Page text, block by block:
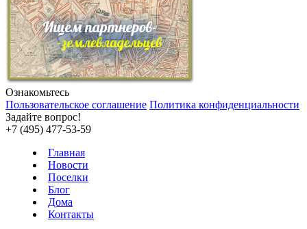
Ознакомьтесь
Пользовательское соглашение Политика конфиденциальности
Задайте вопрос!
+7 (495) 477-53-59
Главная
Новости
Поселки
Блог
Дома
Контакты